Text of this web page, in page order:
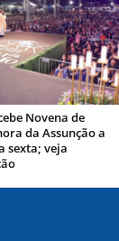
Novena de
da Assunção a
sexta; veja